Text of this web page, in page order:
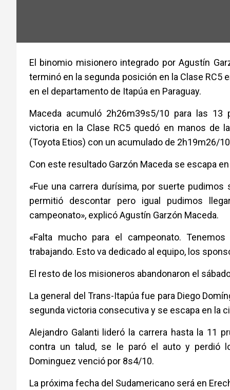
El binomio misionero integrado por Agustín
terminó en la segunda posición en la Clase RC5
en el departamento de Itapúa en Paraguay.
Maceda acumuló 2h26m39s5/10 para las 13
victoria en la Clase RC5 quedó en manos de
(Toyota Etios) con un acumulado de 2h19m26/
Con este resultado Garzón Maceda se escapa
«Fue una carrera durísima, por suerte
permitió descontar pero igual pudimos
campeonato», explicó Agustín Garzón Maceda.
«Falta mucho para el campeonato.
trabajando. Esto va dedicado al equipo, los
El resto de los misioneros abandonaron el
La general del Trans-Itapúa fue para Diego
segunda victoria consecutiva y se escapa en la
Alejandro Galanti lideró la carrera hasta la 11
contra un talud, se le paró el auto y perdió
Dominguez venció por 8s4/10.
La próxima fecha del Sudamericano será en